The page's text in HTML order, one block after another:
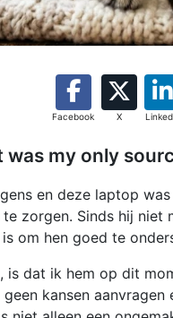
Facebook X
my only
en deze laptop
zorgen. Sinds hij
om hen goed te
is dat ik hem op dit
kansen aanvragen